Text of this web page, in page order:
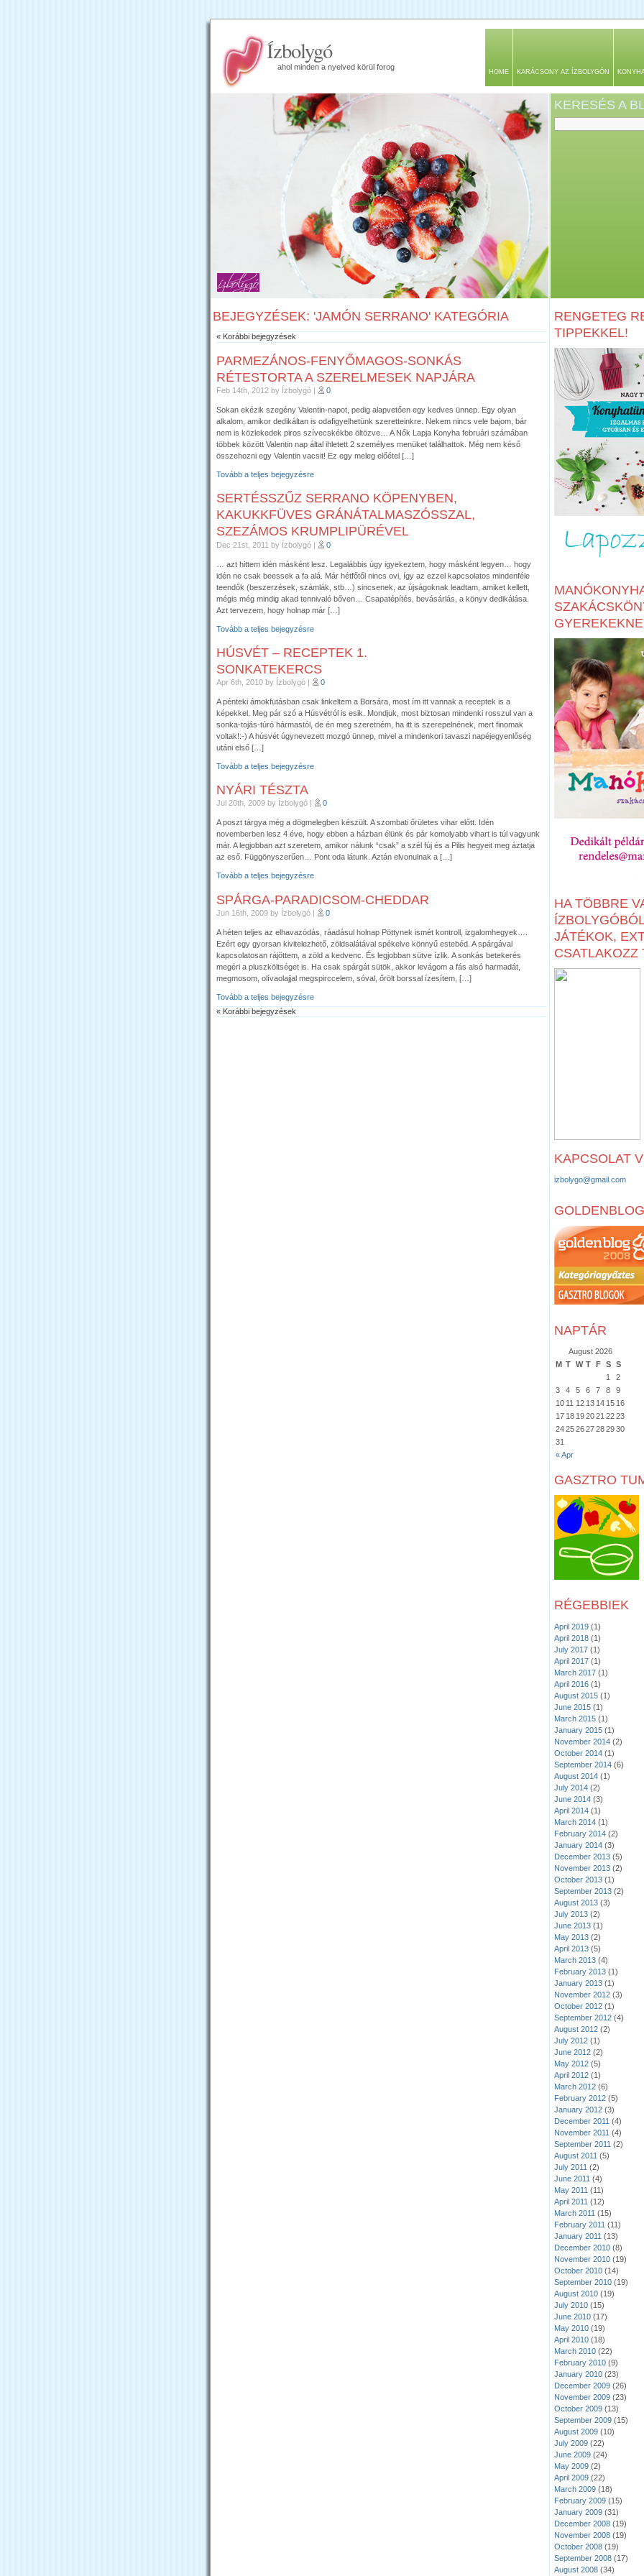
Ízbolygó
ahol minden a nyelved körül forog
HOME KARÁCSONY AZ ÍZBOLYGÓN
KERESÉS A
BEJEGYZÉSEK: 'JAMÓN SERRANO' KATEGÓRIA
« Korábbi bejegyzések
PARMEZÁNOS-FENYŐMAGOS-SONKÁS
RÉTESTORTA A SZERELMESEK NAPJÁRA
Feb 14th, 2012 by Ízbolygó | 0
Sokan ekézik szegény Valentin-napot, pedig alapvetően egy kedves ünnep. Egy olyan
alkalom, amikor dedikáltan is odafigyelhetünk szeretteinkre. Nekem nincs vele bajom, bár
nem is közlekedek piros szívecskékbe öltözve… A Nők Lapja Konyha februári számában
többek között Valentin nap által ihletett 2 személyes menüket találhattok. Még nem késő
összehozni egy Valentin vacsit! Ez egy meleg előétel […]
Tovább a teljes bejegyzésre
SERTÉSSZŰZ SERRANO KÖPENYBEN,
KAKUKKFÜVES GRÁNÁTALMASZÓSSZAL,
SZEZÁMOS KRUMPLIPÜRÉVEL
Dec 21st, 2011 by Ízbolygó | 0
… azt hittem idén másként lesz. Legalábbis úgy igyekeztem, hogy másként legyen… hogy
idén ne csak beessek a fa alá. Már hétfőtől nincs ovi, így az ezzel kapcsolatos mindenféle
teendők (beszerzések, számlák, stb…) sincsenek, az újságoknak leadtam, amiket kellett,
mégis még mindig akad tennivaló bőven… Csapatépítés, bevásárlás, a könyv dedikálása.
Azt tervezem, hogy holnap már […]
Tovább a teljes bejegyzésre
HÚSVÉT – RECEPTEK 1.
SONKATEKERCS
Apr 6th, 2010 by Ízbolygó | 0
A pénteki ámokfutásban csak linkeltem a Borsára, most ím itt vannak a receptek is a
képekkel. Meg pár szó a Húsvétról is esik. Mondjuk, most biztosan mindenki rosszul van a
sonka-tojás-túró hármastól, de én meg szeretném, ha itt is szerepelnének, mert finomak
voltak!:-) A húsvét úgynevezett mozgó ünnep, mivel a mindenkori tavaszi napéjegyenlőség
utáni első […]
Tovább a teljes bejegyzésre
NYÁRI TÉSZTA
Jul 20th, 2009 by Ízbolygó 0
A poszt tárgya még a dögmelegben készült. A szombati őrületes vihar előtt. Idén
novemberben lesz 4 éve, hogy ebben a házban élünk és pár komolyabb vihart is túl vagyunk
már. A legjobban azt szeretem, amikor nálunk “csak” a szél fúj és a Pilis hegyeit meg áztatja
az eső. Függönyszerűen… Pont oda látunk. Aztán elvonulnak a […]
Tovább a teljes bejegyzésre
SPÁRGA-PARADICSOM-CHEDDAR
Jun 16th, 2009 by Ízbolygó | 0
A héten teljes az elhavazódás, ráadásul holnap Pöttynek ismét kontroll, izgalomhegyek….
Ezért egy gyorsan kivitelezhető, zöldsalátával spékelve könnyű estebéd. A spárgával
kapcsolatosan rájöttem, a zöld a kedvenc. És legjobban sütve ízlik. A sonkás betekerés
megéri a pluszköltséget is. Ha csak spárgát sütök, akkor levágom a fás alsó harmadát,
megmosom, olívaolajjal megspirccelem, sóval, őrölt borssal ízesítem, […]
Tovább a teljes bejegyzésre
« Korábbi bejegyzések
RENGETEG
TIPPEKKEL!
HA TÖBBRE
JÁTÉKOK,
CSATLAKOZZ
KAPCSOLAT
izbolygo@gmail.com
GOLDENBLOG
NAPTÁR
August 2026
M T W T F S S
« Apr
1
2
3
4 5 6 7 8
9
10 11 12 13 14 15 16
17 18 192021 2223
24252627282930
31
GASZTRO
RÉGEBBIEK
April 2019 (1)
April 2018 (1)
July 2017 (1)
April 2017 (1)
March 2017 (1)
April 2016 (1)
August 2015 (1)
June 2015 (1)
March 2015 (1)
January 2015 (1)
November 2014 (2)
October 2014 (1)
September 2014 (6)
August 2014 (1)
July 2014 (2)
June 2014 (3)
April 2014 (1)
March 2014 (1)
February 2014 (2)
January 2014 (3)
December 2013 (5)
November 2013 (2)
October 2013 (1)
September 2013 (2)
August 2013 (3)
July 2013 (2)
June 2013 (1)
May 2013 (2)
April 2013 (5)
March 2013 (4)
February 2013 (1)
January 2013 (1)
November 2012 (3)
October 2012 (1)
September 2012 (4)
August 2012 (2)
July 2012 (1)
June 2012 (2)
May 2012 (5)
April 2012 (1)
March 2012 (6)
February 2012 (5)
January 2012 (3)
December 2011 (4)
November 2011 (4)
September 2011 (2)
August 2011 (5)
July 2011 (2)
June 2011 (4)
May 2011 (11)
April 2011 (12)
March 2011 (15)
February 2011 (11)
January 2011 (13)
December 2010 (8)
November 2010 (19)
October 2010 (14)
September 2010 (19)
August 2010 (19)
July 2010 (15)
June 2010 (17)
May 2010 (19)
April 2010 (18)
March 2010 (22)
February 2010 (9)
January 2010 (23)
December 2009 (26)
November 2009 (23)
October 2009 (13)
September 2009 (15)
August 2009 (10)
July 2009 (22)
June 2009 (24)
May 2009 (2)
April 2009 (22)
March 2009 (18)
February 2009 (15)
January 2009 (31)
December 2008 (19)
November 2008 (19)
October 2008 (19)
September 2008 (17)
August 2008 (34)